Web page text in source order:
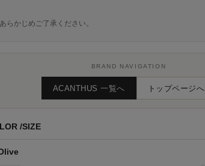
あらかじめご了承ください。
BRAND NAVIGATION
ACANTHUS 一覧へ トップページへ
SIZE